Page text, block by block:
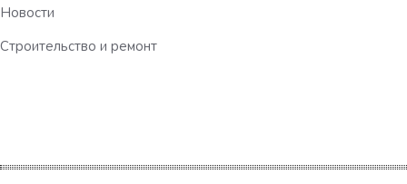
Новости
Строительство и ремонт